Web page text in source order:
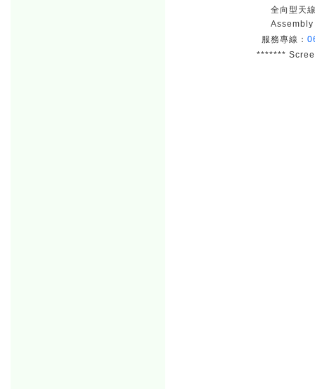
全向型天
Assembly
服務專線：
*******